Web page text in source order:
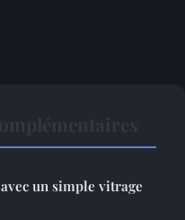
un simple vitrage